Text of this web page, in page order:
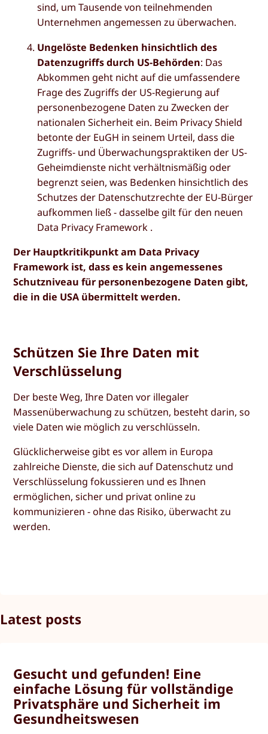
sind, um Tausende von teilnehmenden
Unternehmen angemessen zu überwachen.
Ungelöste Bedenken hinsichtlich des
Datenzugriffs durch US-Behörden: Das
Abkommen geht nicht auf die umfassendere
Frage des Zugriffs der US-Regierung auf
personenbezogene Daten zu Zwecken der
nationalen Sicherheit ein. Beim Privacy Shield
betonte der EuGH in seinem Urteil, dass die
Zugriffs- und Überwachungspraktiken der US-
Geheimdienste nicht verhältnismäßig oder
begrenzt seien, was Bedenken hinsichtlich des
Schutzes der Datenschutzrechte der EU-Bürger
aufkommen ließ - dasselbe gilt für den neuen
Data Privacy Framework .
Der Hauptkritikpunkt am Data Privacy
Framework ist, dass es kein angemessenes
Schutzniveau für personenbezogene Daten gibt,
die in die USA übermittelt werden.
Schützen Sie Ihre Daten mit
Verschlüsselung
Der beste Weg, Ihre Daten vor illegaler
Massenüberwachung zu schützen, besteht darin, so
viele Daten wie möglich zu verschlüsseln.
Glücklicherweise gibt es vor allem in Europa
zahlreiche Dienste, die sich auf Datenschutz und
Verschlüsselung fokussieren und es Ihnen
ermöglichen, sicher und privat online zu
kommunizieren - ohne das Risiko, überwacht zu
werden.
Latest posts
Gesucht und gefunden! Eine
einfache Lösung für vollständige
Privatsphäre und Sicherheit im
Gesundheitswesen